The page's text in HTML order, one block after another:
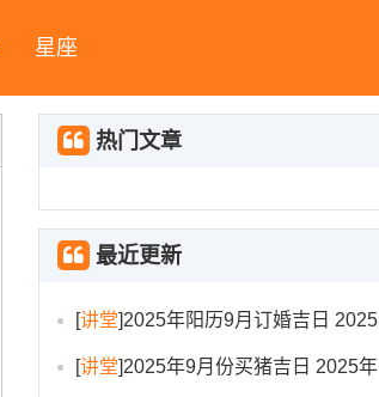
星座
热门文章
最近更新
[讲堂]2025年阳历9月订婚吉日 2025年9月订婚吉日有哪几天
[讲堂]2025年9月份买猪吉日 2025年9月买猪进圈吉日